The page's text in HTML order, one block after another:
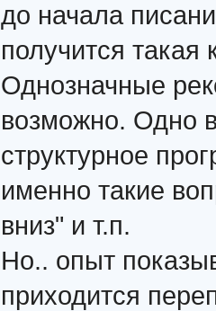
до начала
получится
Однозначные
возможно. Одно
структурное
именно такие
вниз" и т.п.
Но.. опыт
приходится